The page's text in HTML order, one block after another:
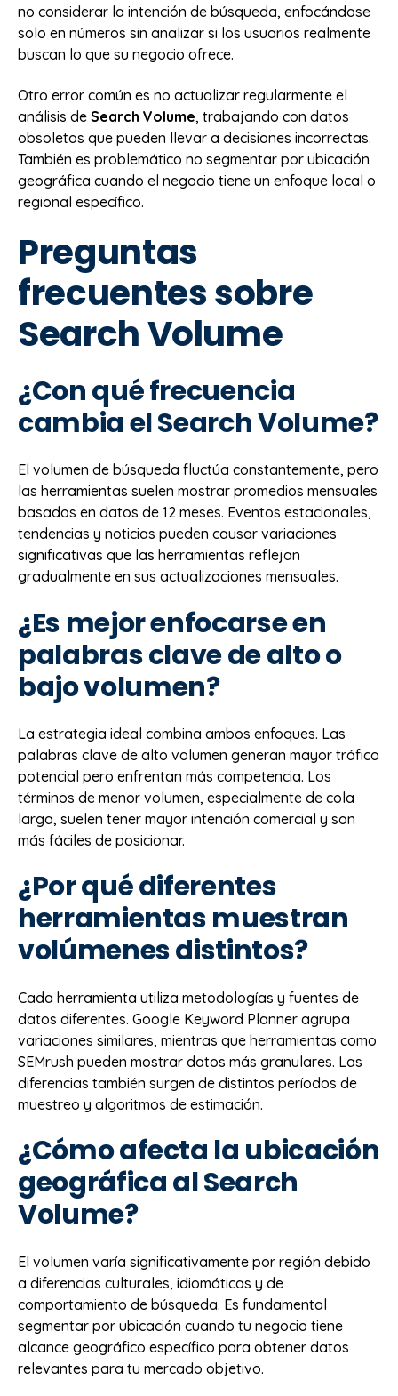
no considerar la intención de búsqueda, enfocándose
solo en números sin analizar si los usuarios realmente
buscan lo que su negocio ofrece.
Otro error común es no actualizar regularmente el
análisis de Search Volume, trabajando con datos
obsoletos que pueden llevar a decisiones incorrectas.
También es problemático no segmentar por ubicación
geográfica cuando el negocio tiene un enfoque local o
regional específico.
Preguntas
frecuentes sobre
Search Volume
¿Con qué frecuencia
cambia el Search Volume?
El volumen de búsqueda fluctúa constantemente, pero
las herramientas suelen mostrar promedios mensuales
basados en datos de 12 meses. Eventos estacionales,
tendencias y noticias pueden causar variaciones
significativas que las herramientas reflejan
gradualmente en sus actualizaciones mensuales.
¿Es mejor enfocarse en
palabras clave de alto o
bajo volumen?
La estrategia ideal combina ambos enfoques. Las
palabras clave de alto volumen generan mayor tráfico
potencial pero enfrentan más competencia. Los
términos de menor volumen, especialmente de cola
larga, suelen tener mayor intención comercial y son
más fáciles de posicionar.
¿Por qué diferentes
herramientas muestran
volúmenes distintos?
Cada herramienta utiliza metodologías y fuentes de
datos diferentes. Google Keyword Planner agrupa
variaciones similares, mientras que herramientas como
SEMrush pueden mostrar datos más granulares. Las
diferencias también surgen de distintos períodos de
muestreo y algoritmos de estimación.
¿Cómo afecta la ubicación
geográfica al Search
Volume?
El volumen varía significativamente por región debido
a diferencias culturales, idiomáticas y de
comportamiento de búsqueda. Es fundamental
segmentar por ubicación cuando tu negocio tiene
alcance geográfico específico para obtener datos
relevantes para tu mercado objetivo.